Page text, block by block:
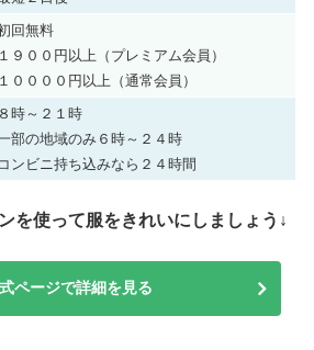
回無料
１９００円以上（プレミアム会員）
１００００円以上（通常会員）
８時～２１時
部の地域のみ６時～２４時
コンビニ持ち込みなら２４時間
を使って服をきれいにしましょう↓
ページで詳細を見る